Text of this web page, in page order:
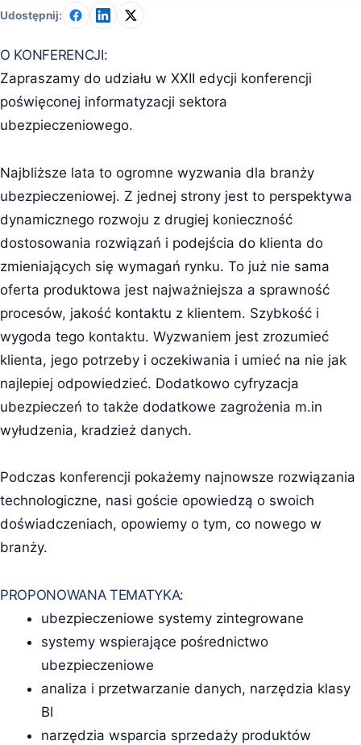
Udostępnij:
O KONFERENCJI:
Zapraszamy do udziału w XXII edycji konferencji
poświęconej informatyzacji sektora
ubezpieczeniowego.
Najbliższe lata to ogromne wyzwania dla branży
ubezpieczeniowej. Z jednej strony jest to perspektywa
dynamicznego rozwoju z drugiej konieczność
dostosowania rozwiązań i podejścia do klienta do
zmieniających się wymagań rynku. To już nie sama
oferta produktowa jest najważniejsza a sprawność
procesów, jakość kontaktu z klientem. Szybkość i
wygoda tego kontaktu. Wyzwaniem jest zrozumieć
klienta, jego potrzeby i oczekiwania i umieć na nie jak
najlepiej odpowiedzieć. Dodatkowo cyfryzacja
ubezpieczeń to także dodatkowe zagrożenia m.in
wyłudzenia, kradzież danych.
Podczas konferencji pokażemy najnowsze rozwiązania
technologiczne, nasi goście opowiedzą o swoich
doświadczeniach, opowiemy o tym, co nowego w
branży.
PROPONOWANA TEMATYKA:
ubezpieczeniowe systemy zintegrowane
systemy wspierające pośrednictwo
ubezpieczeniowe
analiza i przetwarzanie danych, narzędzia klasy
BI
narzędzia wsparcia sprzedaży produktów